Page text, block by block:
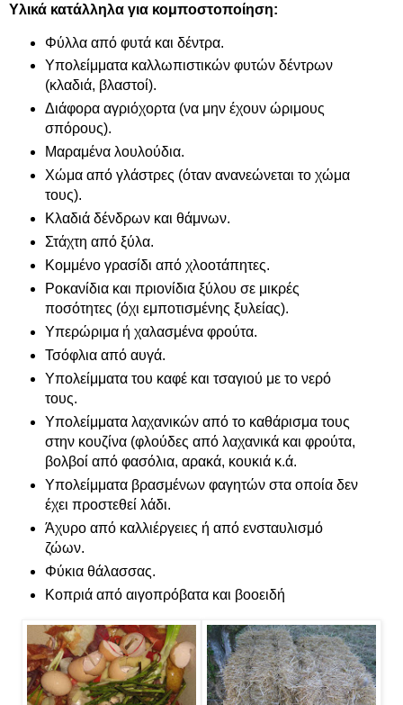
Υλικά κατάλληλα για κομποστοποίηση:
Φύλλα από φυτά και δέντρα.
Υπολείμματα καλλωπιστικών φυτών δέντρων
(κλαδιά, βλαστοί).
Διάφορα αγριόχορτα (να μην έχουν ώριμους
σπόρους).
Μαραμένα λουλούδια.
Χώμα από γλάστρες (όταν ανανεώνεται το χώμα
τους).
Κλαδιά δένδρων και θάμνων.
Στάχτη από ξύλα.
Κομμένο γρασίδι από χλοοτάπητες.
Ροκανίδια και πριονίδια ξύλου σε μικρές
ποσότητες (όχι εμποτισμένης ξυλείας).
Υπερώριμα ή χαλασμένα φρούτα.
Τσόφλια από αυγά.
Υπολείμματα του καφέ και τσαγιού με το νερό
τους.
Υπολείμματα λαχανικών από το καθάρισμα τους
στην κουζίνα (φλούδες από λαχανικά και φρούτα,
βολβοί από φασόλια, αρακά, κουκιά κ.ά.
Υπολείμματα βρασμένων φαγητών στα οποία δεν
έχει προστεθεί λάδι.
Άχυρο από καλλιέργειες ή από ενσταυλισμό
ζώων.
Φύκια θάλασσας.
Κοπριά από αιγοπρόβατα και βοοειδή